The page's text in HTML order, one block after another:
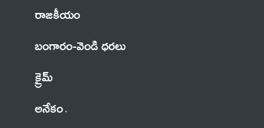
రాజకీయం
బంగారం-వెండి ధరలు
క్రైమ్
అనేకం